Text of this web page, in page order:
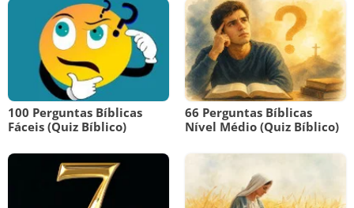
100 Perguntas Bíblicas
Fáceis (Quiz Bíblico)
66 Perguntas Bíblicas
Nível Médio (Quiz Bíblico)